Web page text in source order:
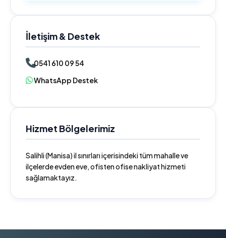
İletişim & Destek
0541 610 09 54
WhatsApp Destek
Hizmet Bölgelerimiz
Salihli (Manisa) il sınırları içerisindeki tüm mahalle ve
ilçelerde evden eve, ofisten ofise nakliyat hizmeti
sağlamaktayız.